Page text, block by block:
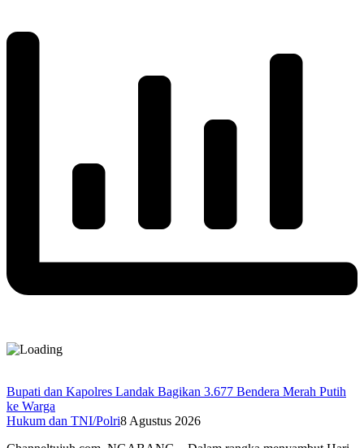
Bupati dan Kapolres Landak Bagikan 3.677 Bendera Merah Putih
ke Warga
Hukum dan TNI/Polri8 Agustus 2026